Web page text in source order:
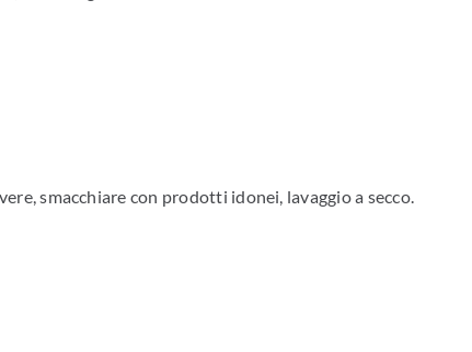
smacchiare con prodotti idonei, lavaggio a secco.